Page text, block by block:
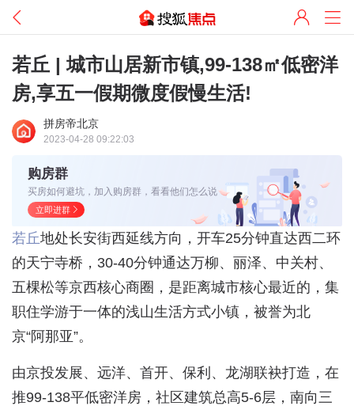
若丘 | 城市山居新市镇,99-138㎡低密洋
房,享五一假期微度假慢生活!
拼房帝北京
2023-04-28 09:22:03
购房群
买房如何避坑，加入购房群，看看他们怎么说
立即进群
若丘地处长安街西延线方向，开车25分钟直达西二环
的天宁寺桥，30-40分钟通达万柳、丽泽、中关村、
五棵松等京西核心商圈，是距离城市核心最近的，集
职住学游于一体的浅山生活方式小镇，被誉为北
京“阿那亚”。
由京投发展、远洋、首开、保利、龙湖联袂打造，在
推99-138平低密洋房，社区建筑总高5-6层，南向三